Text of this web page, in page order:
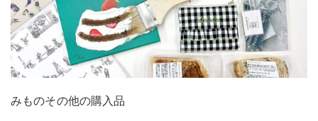
みものその他の購入品